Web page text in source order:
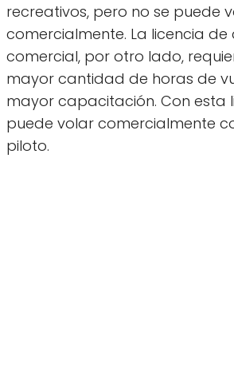
recreativos, pero no se puede
comercialmente. La licencia de
comercial, por otro lado,
mayor cantidad de horas de
mayor capacitación. Con esta
puede volar comercialmente
piloto.